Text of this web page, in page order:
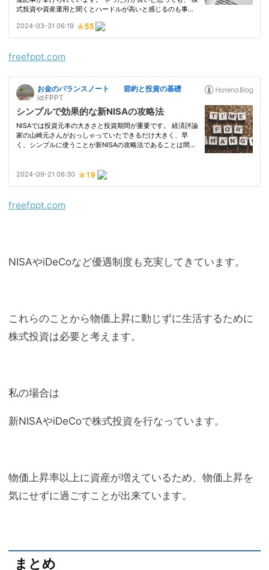
freefppt.com
freefppt.com
NISAやiDeCoなど優遇制度も充実してきています。
これらのことから物価上昇に動じずに生活するために
株式投資は必要と考えます。
私の場合は
新NISAやiDeCoで株式投資を行なっています。
物価上昇率以上に資産が増えているため、物価上昇を
気にせずに過ごすことが出来ています。
まとめ